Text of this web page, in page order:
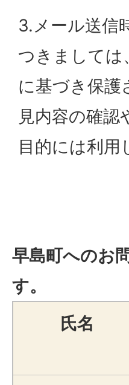
3.メール送信
つきましては
に基づき保護
見内容の確
目的には利用
早島町へのお
す。
氏名